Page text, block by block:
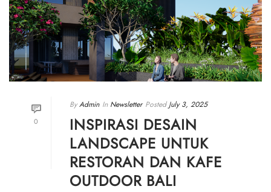
0
By Admin In Newsletter Posted July 3, 2025
INSPIRASI DESAIN
LANDSCAPE UNTUK
RESTORAN DAN KAFE
OUTDOOR BALI